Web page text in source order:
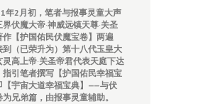
年2月初，笔者与报事灵童大声
界伏魔大帝·神威远镇天尊·关圣
作 【护国佑民伏魔宝卷】 两遍
到（已荣升为）第十八代玉皇大
灵高上帝·关圣帝君代表天庭下达
指引笔者撰写 【护国佑民幸福宝
【宇宙大道幸福宝典】——与伏
为兄弟篇，由报事灵童辅助。